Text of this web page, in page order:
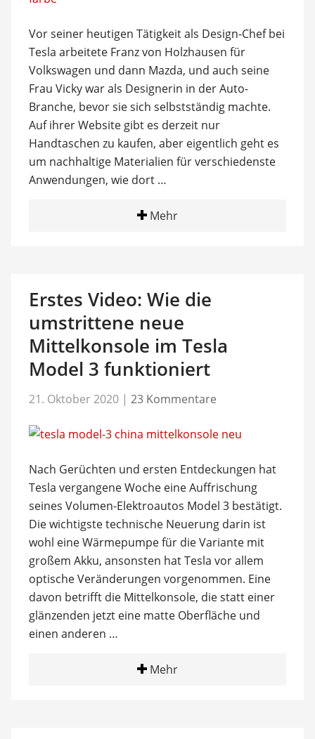
Vor seiner heutigen Tätigkeit als Design-Chef bei
Tesla arbeitete Franz von Holzhausen für
Volkswagen und dann Mazda, und auch seine
Frau Vicky war als Designerin in der Auto-
Branche, bevor sie sich selbstständig machte.
Auf ihrer Website gibt es derzeit nur
Handtaschen zu kaufen, aber eigentlich geht es
um nachhaltige Materialien für verschiedenste
Anwendungen, wie dort …
Mehr
Erstes Video: Wie die
umstrittene neue
Mittelkonsole im Tesla
Model 3 funktioniert
21. Oktober 2020 | 23 Kommentare
Nach Gerüchten und ersten Entdeckungen hat
Tesla vergangene Woche eine Auffrischung
seines Volumen-Elektroautos Model 3 bestätigt.
Die wichtigste technische Neuerung darin ist
wohl eine Wärmepumpe für die Variante mit
großem Akku, ansonsten hat Tesla vor allem
optische Veränderungen vorgenommen. Eine
davon betrifft die Mittelkonsole, die statt einer
glänzenden jetzt eine matte Oberfläche und
einen anderen …
Mehr